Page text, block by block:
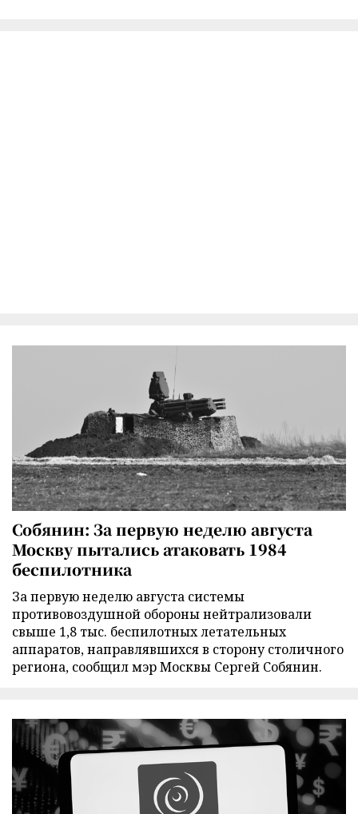
Собянин: За первую неделю августа
Москву пытались атаковать 1984
беспилотника
За первую неделю августа системы
противовоздушной обороны нейтрализовали
свыше 1,8 тыс. беспилотных летательных
аппаратов, направлявшихся в сторону столичного
региона, сообщил мэр Москвы Сергей Собянин.